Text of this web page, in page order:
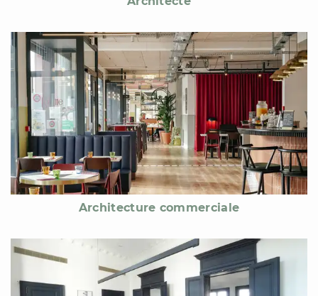
Architecture commerciale